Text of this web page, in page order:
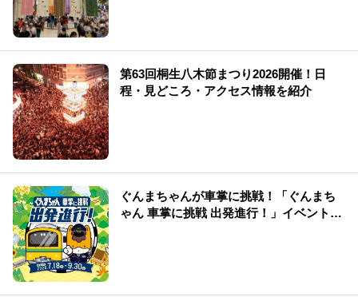
第63回桐生八木節まつり2026開催！日
程・見どころ・アクセス情報を紹介
ぐんまちゃんが車掌に挑戦！「ぐんまち
ゃん 車掌に挑戦 出発進行！」イベント情